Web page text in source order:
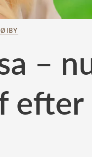
–
efter